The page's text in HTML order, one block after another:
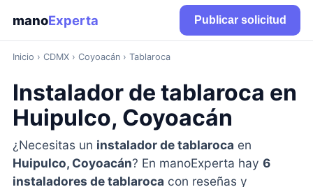
manoExperta Publicar solicitud
Inicio › CDMX› Coyoacán › Tablaroca
Instalador de tablaroca en
Huipulco, Coyoacán
¿Necesitas un instalador de tablaroca en
Huipulco, Coyoacán? En manoExperta hay 6
instaladores de tablaroca con reseñas y